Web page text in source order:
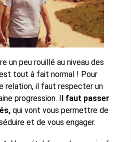
un peu rouillé au niveau des
tout à fait normal ! Pour
relation, il faut respecter un
progression. Il faut passer
qui vont vous permettre de
et de vous engager.